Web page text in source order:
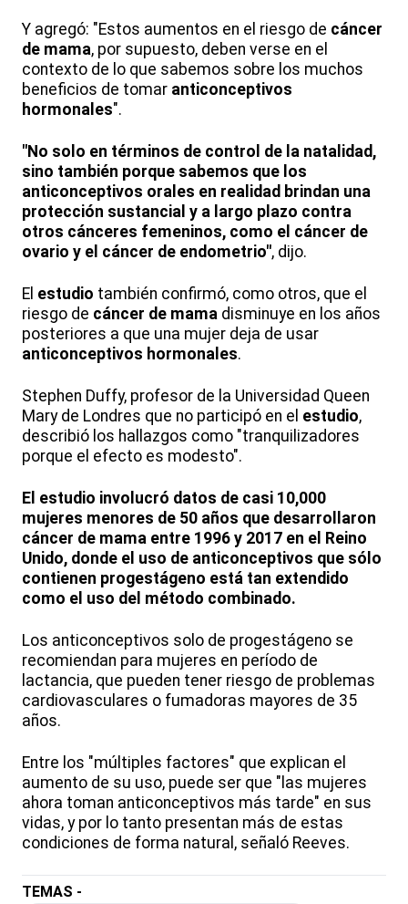
Y agregó: "Estos aumentos en el riesgo de cáncer
de mama, por supuesto, deben verse en el
contexto de lo que sabemos sobre los muchos
beneficios de tomar anticonceptivos
hormonales".
"No solo en términos de control de la natalidad,
sino también porque sabemos que los
anticonceptivos orales en realidad brindan una
protección sustancial y a largo plazo contra
otros cánceres femeninos, como el cáncer de
ovario y el cáncer de endometrio", dijo.
El estudio también confirmó, como otros, que el
riesgo de cáncer de mama disminuye en los años
posteriores a que una mujer deja de usar
anticonceptivos hormonales.
Stephen Duffy, profesor de la Universidad Queen
Mary de Londres que no participó en el estudio,
describió los hallazgos como "tranquilizadores
porque el efecto es modesto".
El estudio involucró datos de casi 10,000
mujeres menores de 50 años que desarrollaron
cáncer de mama entre 1996 y 2017 en el Reino
Unido, donde el uso de anticonceptivos que sólo
contienen progestágeno está tan extendido
como el uso del método combinado.
Los anticonceptivos solo de progestágeno se
recomiendan para mujeres en período de
lactancia, que pueden tener riesgo de problemas
cardiovasculares o fumadoras mayores de 35
años.
Entre los "múltiples factores" que explican el
aumento de su uso, puede ser que "las mujeres
ahora toman anticonceptivos más tarde" en sus
vidas, y por lo tanto presentan más de estas
condiciones de forma natural, señaló Reeves.
TEMAS -